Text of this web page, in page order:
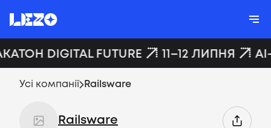
DIGITAL FUTURE 11–12 ЛИПНЯ
Усі компанії Railsware
Railsware